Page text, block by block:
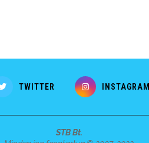
TWITTER INSTAGRAM
STB Bt.